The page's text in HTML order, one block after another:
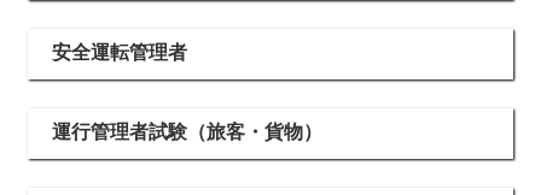
安全運転管理者
運行管理者試験（旅客・貨物）